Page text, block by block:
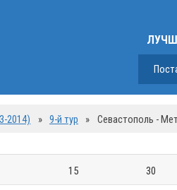
2014) » 9-й тур » Севастополь -
15 30